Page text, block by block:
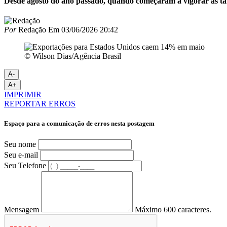
PorRedação Em 03/06/2026 20:42
© Wilson Dias/Agência Brasil
A-
A+
IMPRIMIR
REPORTAR ERROS
Espaço para a comunicação de erros nesta postagem
Seu nome
Seu e-mail
Seu Telefone
Mensagem Máximo 600 caracteres.